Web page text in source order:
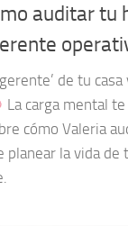
auditar tu
de tu
La carga mental
cómo Valeria
planear la vida de